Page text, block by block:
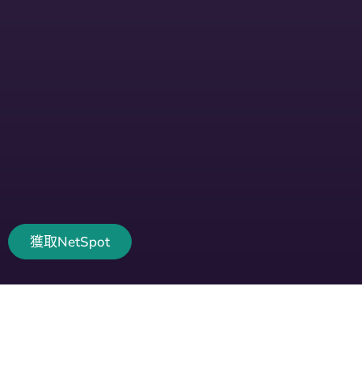
獲取NetSpot